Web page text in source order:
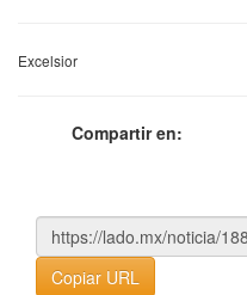
Excelsior
Compartir en:
Copiar URL